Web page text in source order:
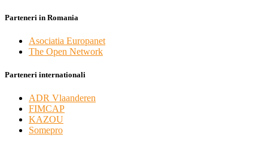
Parteneri in Romania
Asociatia Europanet
The Open Network
Parteneri internationali
ADR Vlaanderen
FIMCAP
KAZOU
Somepro